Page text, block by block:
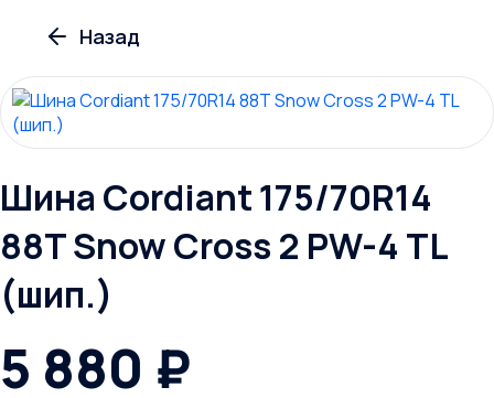
Шина Cordiant 175/70R14
88T Snow Cross 2 PW-4 TL
(шип.)
5 880 ₽